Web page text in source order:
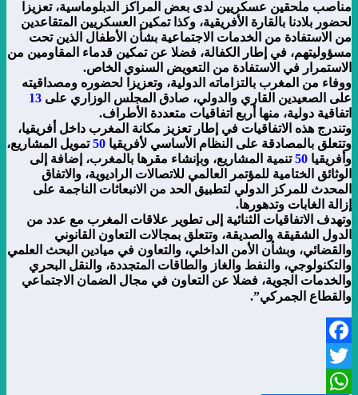
مناصب ملحقين عسكريين لدى بعض المراكز الدبلوماسية، تعزيزا
لحضور بلادنا بالقارة الأفريقية، وكذا تمكين العسكريين المتقاعدين
من الاستفادة من الخدمات الاجتماعية بشأن الأطفال الذين تحت
مسؤوليتهم، في إطار الكفالة، فضلا عن تمكين قدماء المقاومين من
الاستمرار في الاستفادة من التعويض السنوي الخاص.
ووفاء من المغرب بالتزاماته الدولية، وتعزيزا لحضوره ومصداقيته
على الصعيدين القاري والدولي، صادق المجلس الوزاري على 13
اتفاقية دولية، منها أربع اتفاقيات متعددة الأطراف.
وتندرج هذه الاتفاقيات في إطار تعزيز مكانة المغرب داخل أفريقيا،
وتتعلق بالمصادقة على النظام الأساسي لأفريقيا 50تمويل المشاريع،
وأفريقيا 50تنمية المشاريع، وبإنشاء مقرها بالمغرب، إضافة إلى
الوثائق الختامية للمؤتمر العالمي للاتصالات الراديوية، والاتفاق
المحدث للمركز الدولي لتطبيق الحد من الانبعاثات الناجمة على
إزالة الغابات وتدهورها.
وتهدف الاتفاقيات الثنائية إلى تطوير علاقات المغرب مع عدد من
الدول الشقيقة والصديقة، وتتعلق بمجالات التعاون القانوني
والقضائي، وبشأن الأمن الداخلي، والتعاون في ميادين البحث العلمي
والتكنولوجي، والنفط والغاز والطاقات المتجددة، والنقل البحري
والخدمات الجوية، فضلا عن التعاون في مجال الضمان الاجتماعي
والقطاع الجمركي”.
Facebook
Twitter